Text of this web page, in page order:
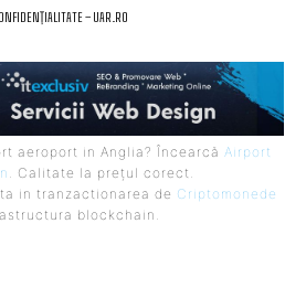
– UAR.RO
aeroport in Anglia? Încearcă Airport
. Calitate la prețul corect.
in tranzactionarea de Criptomonede
blockchain.